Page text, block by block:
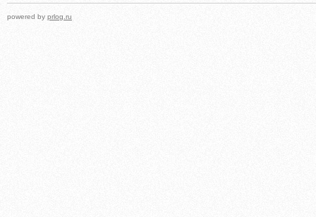
powered by prlog.ru